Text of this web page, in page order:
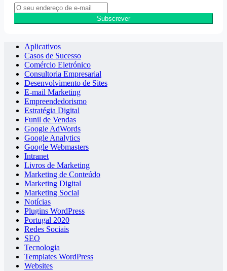
Subscrever
Aplicativos
Casos de Sucesso
Comércio Eletrónico
Consultoria Empresarial
Desenvolvimento de Sites
E-mail Marketing
Empreendedorismo
Estratégia Digital
Funil de Vendas
Google AdWords
Google Analytics
Google Webmasters
Intranet
Livros de Marketing
Marketing de Conteúdo
Marketing Digital
Marketing Social
Notícias
Plugins WordPress
Portugal 2020
Redes Sociais
SEO
Tecnologia
Templates WordPress
Websites